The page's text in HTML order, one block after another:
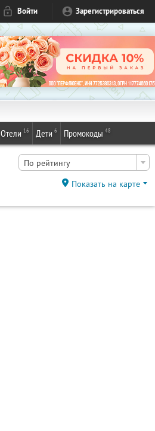
Войти Зарегистрироваться
Отели 16 Дети 6 Промокоды 48
По рейтингу
Показать на карте